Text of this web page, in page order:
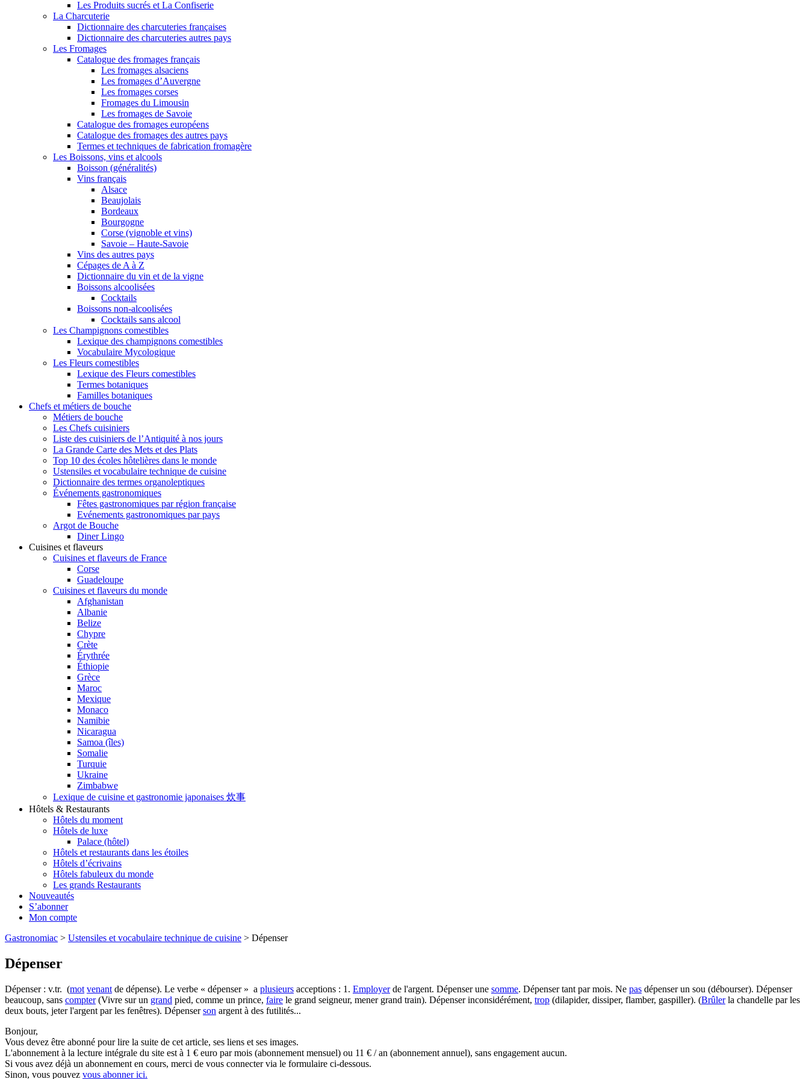
Les Produits sucrés et La Confiserie
La Charcuterie
Dictionnaire des charcuteries françaises
Dictionnaire des charcuteries autres pays
Les Fromages
Catalogue des fromages français
Les fromages alsaciens
Les fromages d’Auvergne
Les fromages corses
Fromages du Limousin
Les fromages de Savoie
Catalogue des fromages européens
Catalogue des fromages des autres pays
Termes et techniques de fabrication fromagère
Les Boissons, vins et alcools
Boisson (généralités)
Vins français
Alsace
Beaujolais
Bordeaux
Bourgogne
Corse (vignoble et vins)
Savoie – Haute-Savoie
Vins des autres pays
Cépages de A à Z
Dictionnaire du vin et de la vigne
Boissons alcoolisées
Cocktails
Boissons non-alcoolisées
Cocktails sans alcool
Les Champignons comestibles
Lexique des champignons comestibles
Vocabulaire Mycologique
Les Fleurs comestibles
Lexique des Fleurs comestibles
Termes botaniques
Familles botaniques
Chefs et métiers de bouche
Métiers de bouche
Les Chefs cuisiniers
Liste des cuisiniers de l’Antiquité à nos jours
La Grande Carte des Mets et des Plats
Top 10 des écoles hôtelières dans le monde
Ustensiles et vocabulaire technique de cuisine
Dictionnaire des termes organoleptiques
Événements gastronomiques
Fêtes gastronomiques par région française
Evénements gastronomiques par pays
Argot de Bouche
Diner Lingo
Cuisines et flaveurs
Cuisines et flaveurs de France
Corse
Guadeloupe
Cuisines et flaveurs du monde
Afghanistan
Albanie
Belize
Chypre
Crète
Érythrée
Éthiopie
Grèce
Maroc
Mexique
Monaco
Namibie
Nicaragua
Samoa (îles)
Somalie
Turquie
Ukraine
Zimbabwe
Lexique de cuisine et gastronomie japonaises 炊事
Hôtels & Restaurants
Hôtels du moment
Hôtels de luxe
Palace (hôtel)
Hôtels et restaurants dans les étoiles
Hôtels d’écrivains
Hôtels fabuleux du monde
Les grands Restaurants
Nouveautés
S’abonner
Mon compte
Gastronomiac > Ustensiles et vocabulaire technique de cuisine > Dépenser
Dépenser
Dépenser : v.tr. (mot venant de dépense). Le verbe « dépenser » a plusieurs acceptions : 1. Employerde l'argent. Dépenser une somme. Dépenser tant par mois. Ne pas dépenser un sou (débourser). Dépenser
beaucoup, sans compter(Vivre sur un grand pied, comme un prince, faire le grand seigneur, mener grand train). Dépenser inconsidérément, trop (dilapider, dissiper, flamber, gaspiller). (Brûlerla chandelle par les
deux bouts, jeter l'argent par les fenêtres). Dépenserson argent à des futilités...
Bonjour,
Vous devez être abonné pour lire la suite de cet article, ses liens et ses images.
L'abonnement à la lecture intégrale du site est à 1 € euro par mois (abonnement mensuel) ou 11 € / an (abonnement annuel), sans engagement aucun.
Si vous avez déjà un abonnement en cours, merci de vous connecter via le formulaire ci-dessous.
Sinon, vous pouvez vous abonner ici.